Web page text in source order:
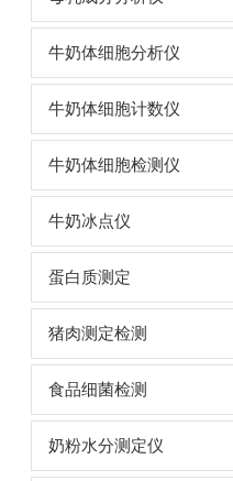
牛奶体细胞分析仪
牛奶体细胞计数仪
牛奶体细胞检测仪
牛奶冰点仪
蛋白质测定
猪肉测定检测
食品细菌检测
奶粉水分测定仪